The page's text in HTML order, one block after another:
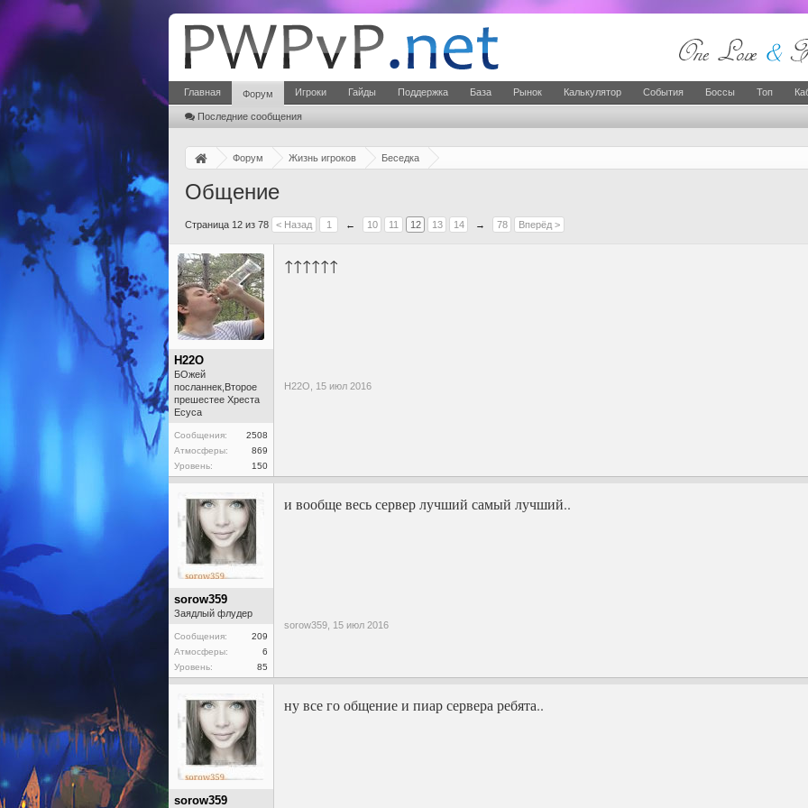
Главная Форум
Последние сообщения
Игроки Гайды Поддержка База Рынок Калькулятор События Боссы Топ
Форум Жизнь игроков Беседка
Общение
Страница 12 из 78 < Назад 1 ← 10 11 12 13 14 → 78 Вперёд >
H22O
БОжей
посланнек,Второе
прешестее Хреста
Есуса
Сообщения:
2508
Атмосферы:
869
Уровень:
150
↑↑↑↑↑↑
H22O, 15 июл 2016
sorow359
Заядлый флудер
Сообщения:
209
Атмосферы:
6
Уровень:
85
и вообще весь сервер лучший самый лучший..
sorow359, 15 июл 2016
sorow359
ну все го общение и пиар сервера ребята..